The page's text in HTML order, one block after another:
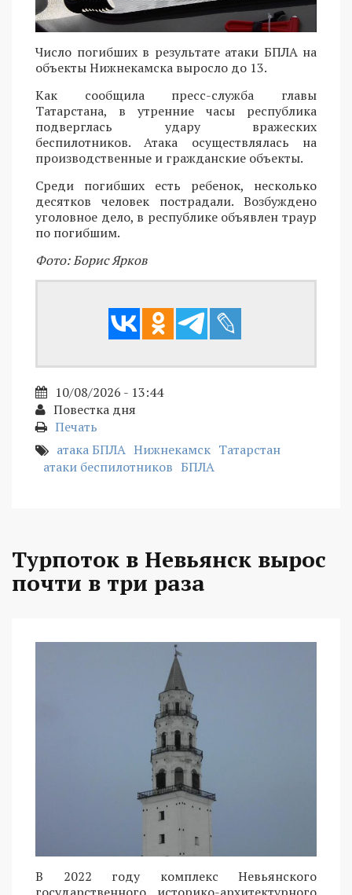
Число погибших в результате атаки БПЛА на
объекты Нижнекамска выросло до 13.
Как сообщила пресс-служба главы
Татарстана, в утренние часы республика
подверглась удару вражеских
беспилотников. Атака осуществлялась на
производственные и гражданские объекты.
Среди погибших есть ребенок, несколько
десятков человек пострадали. Возбуждено
уголовное дело, в республике объявлен траур
по погибшим.
Фото: Борис Ярков
10/08/2026 - 13:44
Повестка дня
Печать
атака БПЛА Нижнекамск Татарстан
атаки беспилотников БПЛА
Турпоток в Невьянск вырос
почти в три раза
В 2022 году комплекс Невьянского